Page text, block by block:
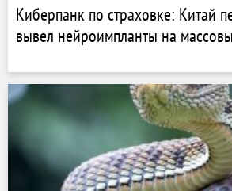
Киберпанк по страховке: Китай
вывел нейроимпланты на